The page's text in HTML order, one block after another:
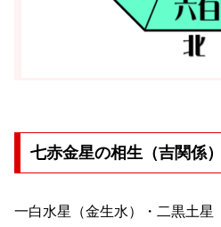
七赤金星の相生（吉関係）
一白水星（金生水）・二黒土星